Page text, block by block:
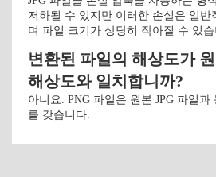
저하될 수 있지만 이러한 손실은 일반
며 파일 크기가 상당히 작아질 수 있
변환된 파일의 해상도가
해상도와 일치합니까?
아니요. PNG 파일은 원본 JPG 파일
를 갖습니다.